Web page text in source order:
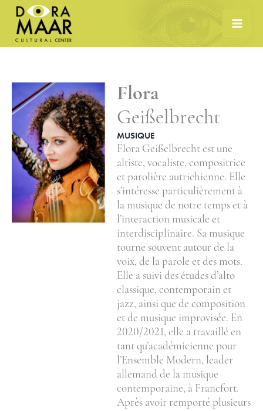
Skip
content
Flora
Geißelbrecht
MUSIQUE
Flora Geißelbrecht est une
altiste, vocaliste, compositrice
et parolière autrichienne. Elle
s’intéresse particulièrement à
la musique de notre temps et à
l’interaction musicale et
interdisciplinaire. Sa musique
tourne souvent autour de la
voix, de la parole et des mots.
Elle a suivi des études d’alto
classique, contemporain et
jazz, ainsi que de composition
et de musique improvisée. En
2020/2021, elle a travaillé en
tant qu’académicienne pour
l’Ensemble Modern, leader
allemand de la musique
contemporaine, à Francfort.
Après avoir remporté plusieurs